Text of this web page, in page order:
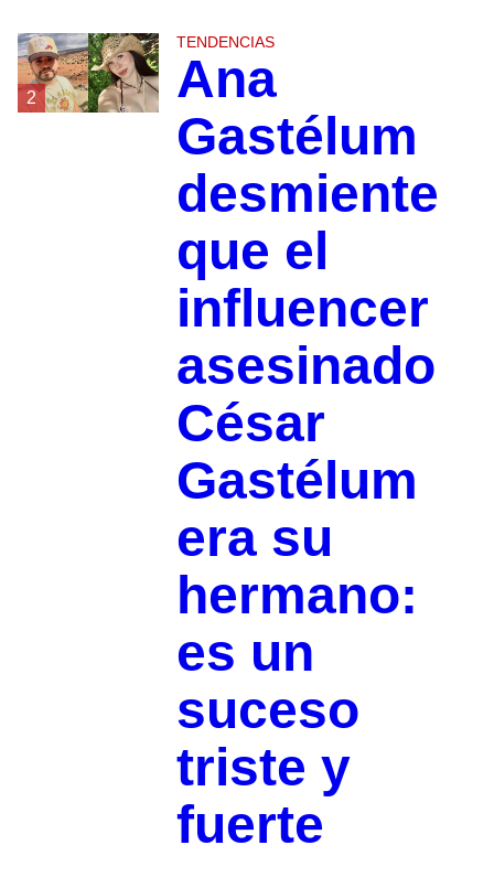
2
TENDENCIAS
Ana
Gastélum
desmiente
que el
influencer
asesinado
César
Gastélum
era su
hermano:
es un
suceso
triste y
fuerte